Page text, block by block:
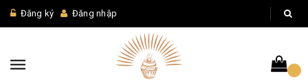
Đăng ký Đăng nhập